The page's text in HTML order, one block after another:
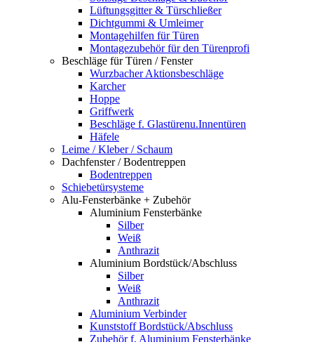
Lüftungsgitter & Türschließer
Dichtgummi & Umleimer
Montagehilfen für Türen
Montagezubehör für den Türenprofi
Beschläge für Türen / Fenster
Wurzbacher Aktionsbeschläge
Karcher
Hoppe
Griffwerk
Beschläge f. Glastürenu.Innentüren
Häfele
Leime / Kleber / Schaum
Dachfenster / Bodentreppen
Bodentreppen
Schiebetürsysteme
Alu-Fensterbänke + Zubehör
Aluminium Fensterbänke
Silber
Weiß
Anthrazit
Aluminium Bordstück/Abschluss
Silber
Weiß
Anthrazit
Aluminium Verbinder
Kunststoff Bordstück/Abschluss
Zubehör f. Aluminium Fensterbänke